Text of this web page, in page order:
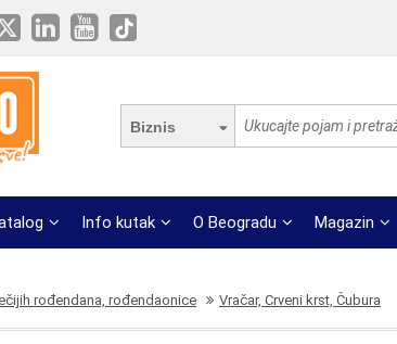
Biznis
Info kutak O Beogradu Magazin
rođendana, rođendaonice Vračar, Crveni krst, Čubura